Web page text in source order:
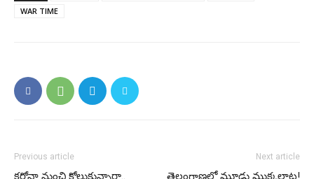
WAR TIME
Previous article
క‌రోనా నుంచి కోలుకున్నారా..
Next article
తెలంగాణ‌లో మూడు ముక్క‌లాట‌!